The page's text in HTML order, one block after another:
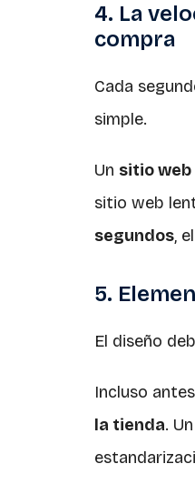
4. La
compra
Cada
simple.
Un sitio
sitio web
segundos,
5.
El diseño
Incluso
la tienda.